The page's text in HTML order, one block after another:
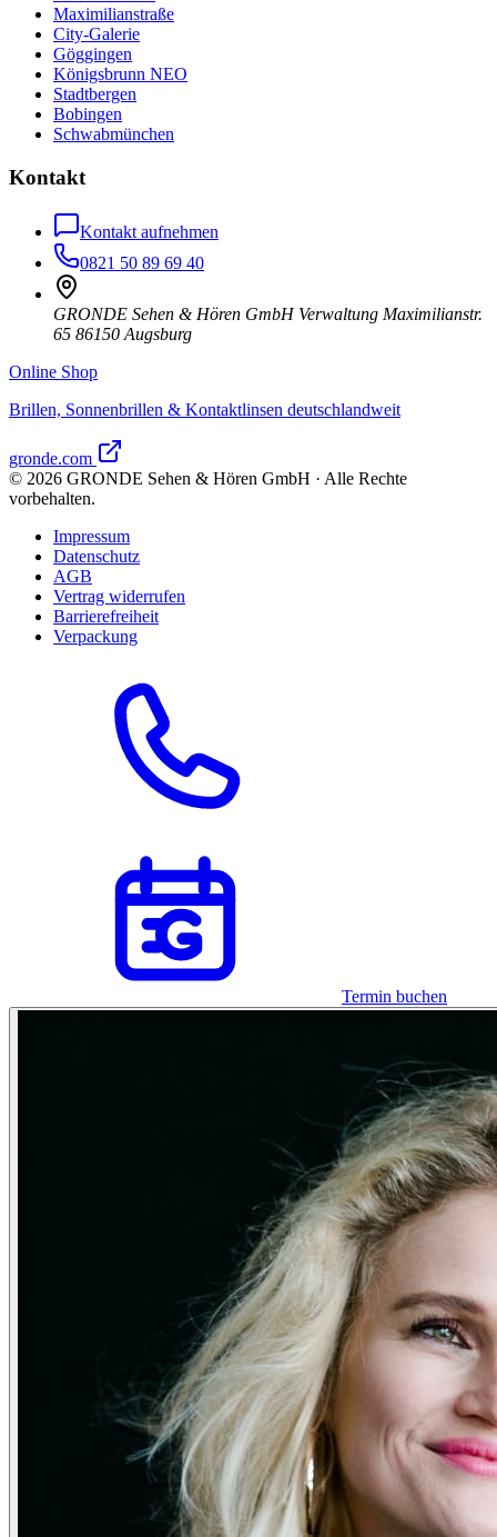
Maximilianstraße
City-Galerie
Göggingen
Königsbrunn NEO
Stadtbergen
Bobingen
Schwabmünchen
Kontakt
Kontakt aufnehmen
0821 50 89 69 40
GRONDE Sehen & Hören GmbH Verwaltung Maximilianstr.
65 86150 Augsburg
Online Shop
Brillen, Sonnenbrillen & Kontaktlinsen deutschlandweit
gronde.com
© 2026 GRONDE Sehen & Hören GmbH · Alle Rechte
vorbehalten.
Impressum
Datenschutz
AGB
Vertrag widerrufen
Barrierefreiheit
Verpackung
Termin buchen